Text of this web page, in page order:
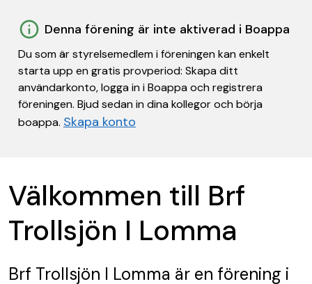
Denna förening är inte aktiverad i Boappa
Du som är styrelsemedlem i föreningen kan enkelt
starta upp en gratis provperiod: Skapa ditt
användarkonto, logga in i Boappa och registrera
föreningen. Bjud sedan in dina kollegor och börja
boappa. Skapa konto
Välkommen till Brf
Trollsjön I Lomma
Brf Trollsjön I Lomma är en förening i